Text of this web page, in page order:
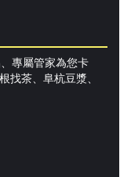
專屬管家為您卡
找茶、阜杭豆漿、